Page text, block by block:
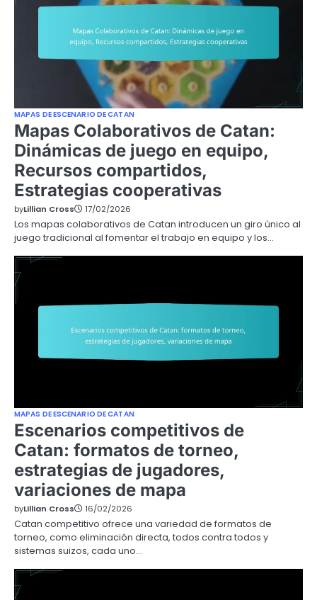
MAPAS DE ESCENARIO DE CATAN
Mapas Colaborativos de Catan:
Dinámicas de juego en equipo,
Recursos compartidos,
Estrategias cooperativas
byLillian Cross 17/02/2026
Los mapas colaborativos de Catan introducen un giro único al
juego tradicional al fomentar el trabajo en equipo y los…
MAPAS DE ESCENARIO DE CATAN
Escenarios competitivos de
Catan: formatos de torneo,
estrategias de jugadores,
variaciones de mapa
byLillian Cross 16/02/2026
Catan competitivo ofrece una variedad de formatos de
torneo, como eliminación directa, todos contra todos y
sistemas suizos, cada uno…